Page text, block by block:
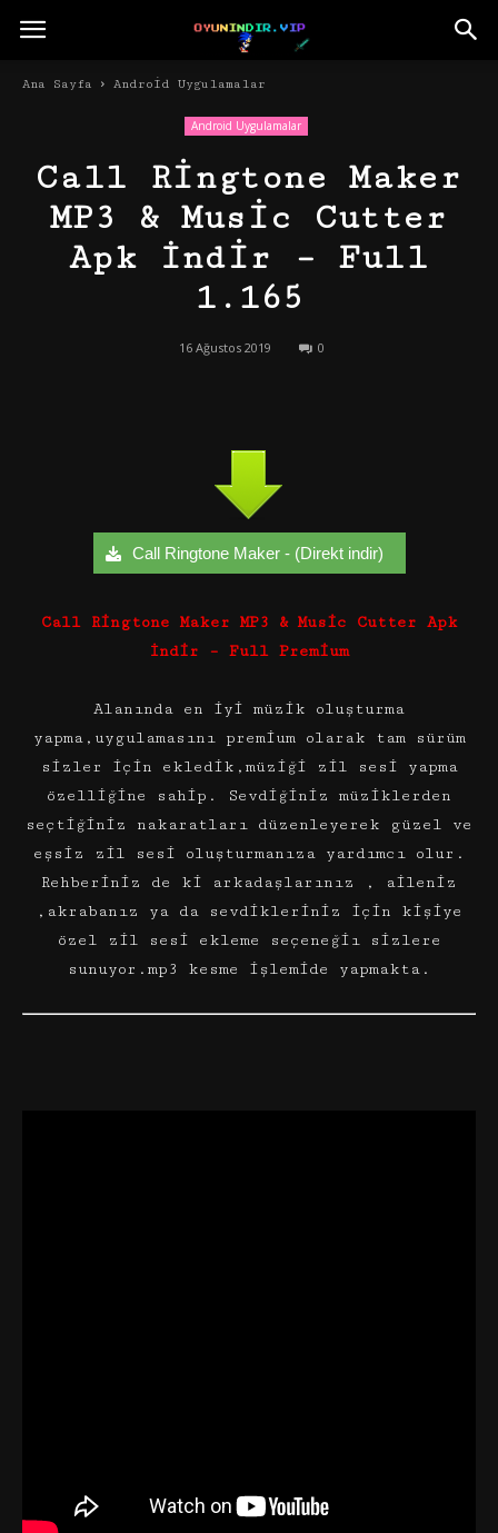
Ana Sayfa Android Uygulamalar
Android Uygulamalar
Call Ringtone Maker
MP3 & Music Cutter
Apk İndir – Full
1.165
16 Ağustos 2019 0
Call Ringtone Maker - (Direkt indir)
Call Ringtone Maker MP3 & Music Cutter Apk
İndir – Full Premium
Alanında en iyi müzik oluşturma
yapma,uygulamasını premium olarak tam sürüm
sizler için ekledik,müziği zil sesi yapma
özelliğine sahip. Sevdiğiniz müziklerden
seçtiğiniz nakaratları düzenleyerek güzel ve
eşsiz zil sesi oluşturmanıza yardımcı olur.
Rehberiniz de ki arkadaşlarınız , aileniz
,akrabanız ya da sevdikleriniz için kişiye
özel zil sesi ekleme seçeneğiı sizlere
sunuyor.mp3 kesme işlemide yapmakta.